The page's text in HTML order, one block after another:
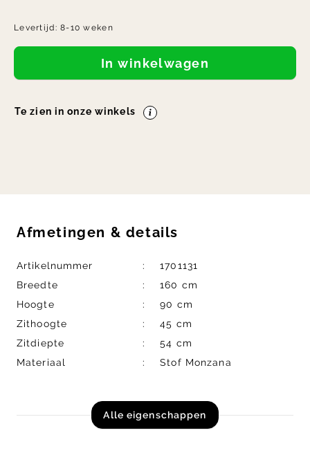
Levertijd:8-10 weken
In winkelwagen
Te zien in onze winkels
Afmetingen & details
Artikelnummer
1701131
Breedte
160 cm
Hoogte
90 cm
Zithoogte
45 cm
Zitdiepte
54 cm
Materiaal
Stof Monzana
Alle eigenschappen